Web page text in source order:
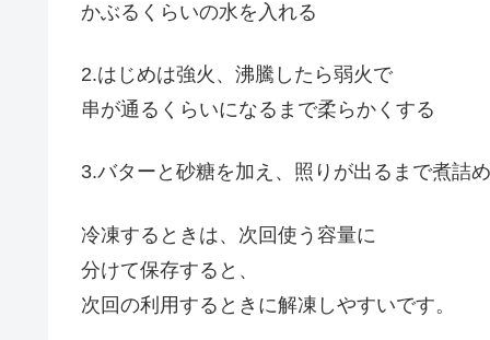
かぶるくらいの水を入れる
2.はじめは強火、沸騰したら弱火で
串が通るくらいになるまで柔らかくする
3.バターと砂糖を加え、照りが出るまで煮詰
冷凍するときは、次回使う容量に
分けて保存すると、
次回の利用するときに解凍しやすいです。